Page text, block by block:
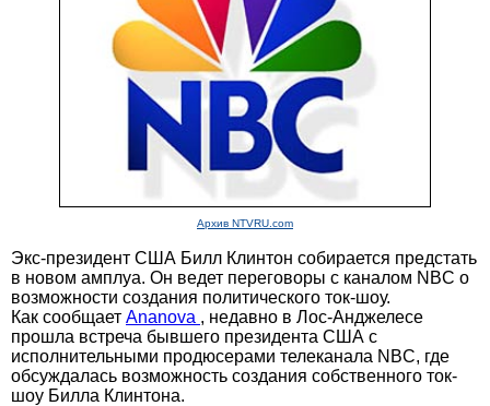
Архив NTVRU.com
Экс-президент США Билл Клинтон собирается предстать
в новом амплуа. Он ведет переговоры с каналом NBC о
возможности создания политического ток-шоу.
Как сообщает Ananova , недавно в Лос-Анджелесе
прошла встреча бывшего президента США с
исполнительными продюсерами телеканала NBC, где
обсуждалась возможность создания собственного ток-
шоу Билла Клинтона.